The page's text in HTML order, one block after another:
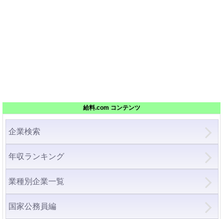
給料.com コンテンツ
企業検索
年収ランキング
業種別企業一覧
国家公務員編